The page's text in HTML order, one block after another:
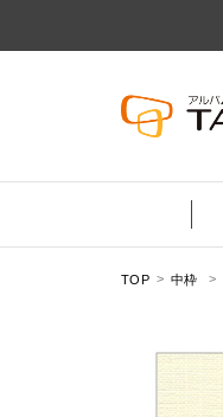
TOP 中枠